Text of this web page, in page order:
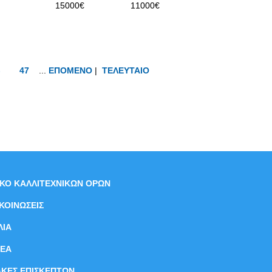
15000€ 11000€
47 ΕΠΟΜΕΝΟ | ΤΕΛΕΥΤΑΙΟ
ΚΑΛΛΙΤΕΧΝΙΚΩΝ ΟΡΩΝ